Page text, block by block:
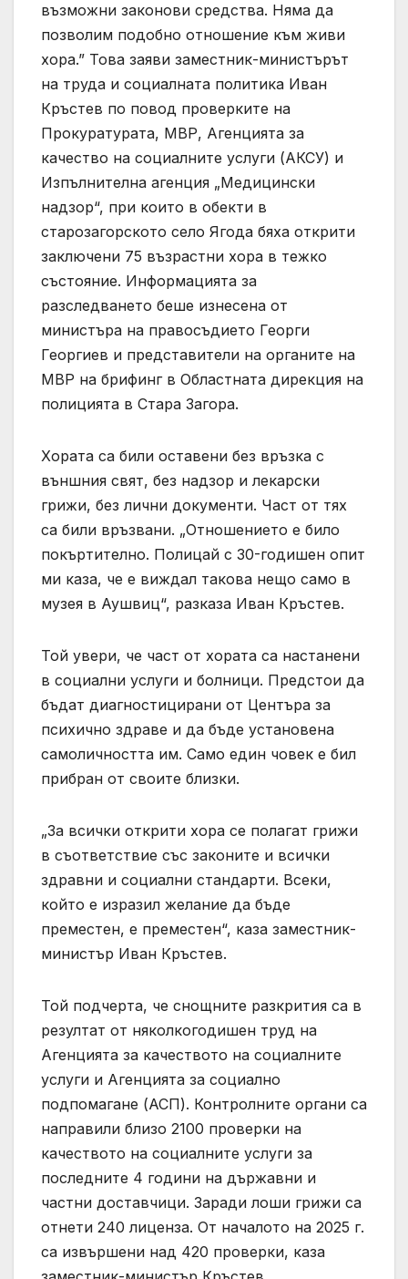
възможни законови средства. Няма да
позволим подобно отношение към живи
хора.” Това заяви заместник-министърът
на труда и социалната политика Иван
Кръстев по повод проверките на
Прокуратурата, МВР, Агенцията за
качество на социалните услуги (АКСУ) и
Изпълнителна агенция „Медицински
надзор“, при които в обекти в
старозагорското село Ягода бяха открити
заключени 75 възрастни хора в тежко
състояние. Информацията за
разследването беше изнесена от
министъра на правосъдието Георги
Георгиев и представители на органите на
МВР на брифинг в Областната дирекция на
полицията в Стара Загора.
Хората са били оставени без връзка с
външния свят, без надзор и лекарски
грижи, без лични документи. Част от тях
са били връзвани. „Отношението е било
покъртително. Полицай с 30-годишен опит
ми каза, че е виждал такова нещо само в
музея в Аушвиц“, разказа Иван Кръстев.
Той увери, че част от хората са настанени
в социални услуги и болници. Предстои да
бъдат диагностицирани от Центъра за
психично здраве и да бъде установена
самоличността им. Само един човек е бил
прибран от своите близки.
„За всички открити хора се полагат грижи
в съответствие със законите и всички
здравни и социални стандарти. Всеки,
който е изразил желание да бъде
преместен, е преместен“, каза заместник-
министър Иван Кръстев.
Той подчерта, че снощните разкрития са в
резултат от няколкогодишен труд на
Агенцията за качеството на социалните
услуги и Агенцията за социално
подпомагане (АСП). Контролните органи са
направили близо 2100 проверки на
качеството на социалните услуги за
последните 4 години на държавни и
частни доставчици. Заради лоши грижи са
отнети 240 лиценза. От началото на 2025 г.
са извършени над 420 проверки, каза